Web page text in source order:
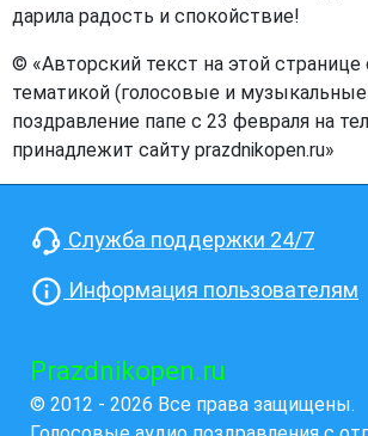
дарила радость и спокойствие!
© «Авторский текст на этой странице
тематикой (голосовые и музыкальные
поздравление папе с 23 февраля на
принадлежит сайту prazdnikopen.ru»
Служба поддержки 24/7
Информация пользователям
Prazdnikopen.ru
© 2012 - 2026 Все права защищены.